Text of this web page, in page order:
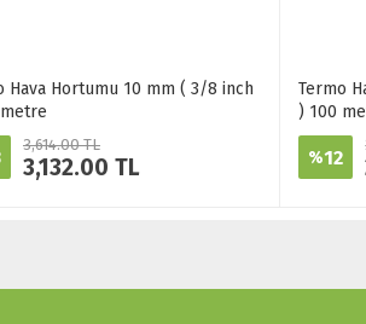
Hava Hortumu 10 mm ( 3/8 inch
3,614.00 TL
3,132.00 TL
Termo
) 100
%12